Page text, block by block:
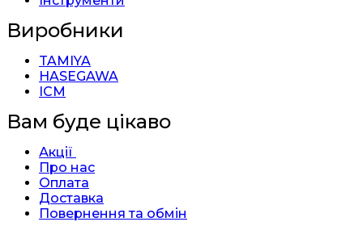
Виробники
TAMIYA
HASEGAWA
ICM
Вам буде цікаво
Акції
Про нас
Оплата
Доставка
Повернення та обмін